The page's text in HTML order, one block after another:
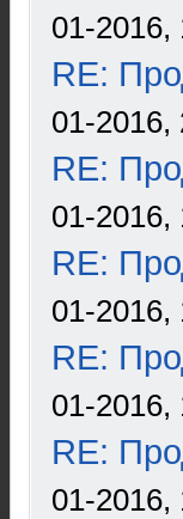
01-2016,
RE:
01-2016,
RE:
01-2016,
RE:
01-2016,
RE:
01-2016,
RE:
01-2016,